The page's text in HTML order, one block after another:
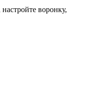
воронку,